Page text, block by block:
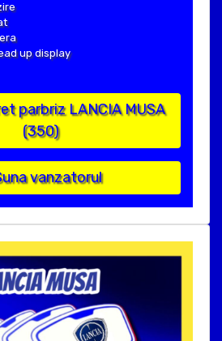
up display
parbriz LANCIA MUSA
(350)
vanzatorul